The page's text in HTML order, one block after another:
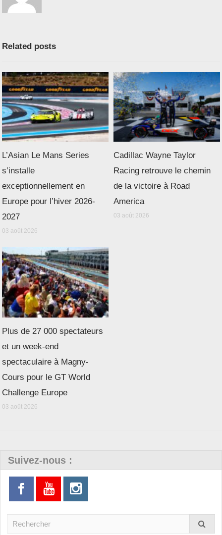
Related posts
L’Asian Le Mans Series
s’installe
exceptionnellement en
Europe pour l’hiver 2026-
2027
03 août 2026
Cadillac Wayne Taylor
Racing retrouve le chemin
de la victoire à Road
America
03 août 2026
Plus de 27 000 spectateurs
et un week-end
spectaculaire à Magny-
Cours pour le GT World
Challenge Europe
03 août 2026
Suivez-nous :